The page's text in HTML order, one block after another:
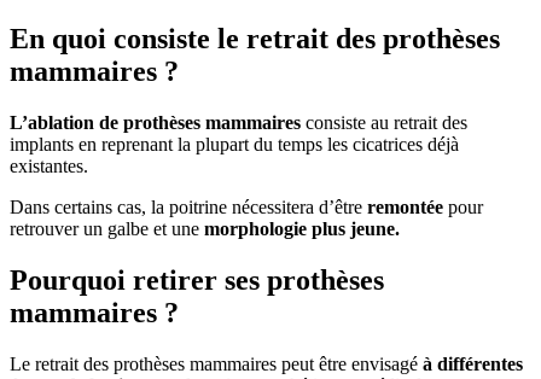
En quoi consiste le retrait des prothèses
mammaires ?
L’ablation de prothèses mammaires consiste au retrait des
implants en reprenant la plupart du temps les cicatrices déjà
existantes.
Dans certains cas, la poitrine nécessitera d’être remontée pour
retrouver un galbe et une morphologie plus jeune.
Pourquoi retirer ses prothèses
mammaires ?
Le retrait des prothèses mammaires peut être envisagé à différentes